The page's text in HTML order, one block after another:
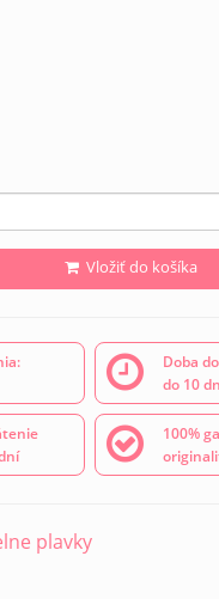
Vložiť do košíka
Doba
do 10
100%
plavky